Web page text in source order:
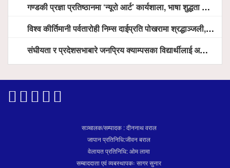
गण्डकी प्रज्ञा प्रतिष्ठानमा ‘न्यूरो आर्ट’ कार्यशाला, भाषा शुद्धता अभियानदेखि अनुसन्धान प्रवर्द्धनसम्मका कार्यक्रम हुँदै
विश्व कीर्तिमानी पर्वतारोही निम्स दाईप्रति पोखरामा श्रद्धाञ्जली, दीप प्रज्वलन गर्दै योगदानको प्रशंसा (भिडियो सहित)
संघीयता र प्रदेशसभाबारे जनप्रिय क्याम्पसका विद्यार्थीलाई अभिमुखीकरण
सञ्चालक/सम्पादक : दीननाथ वराल
जापान प्रतिनिधि:जीवन बराल
वेलायत प्रतिनिधि: ओम लामा
सम्बाददाता एवं व्यबस्थापकः सागर सुनार